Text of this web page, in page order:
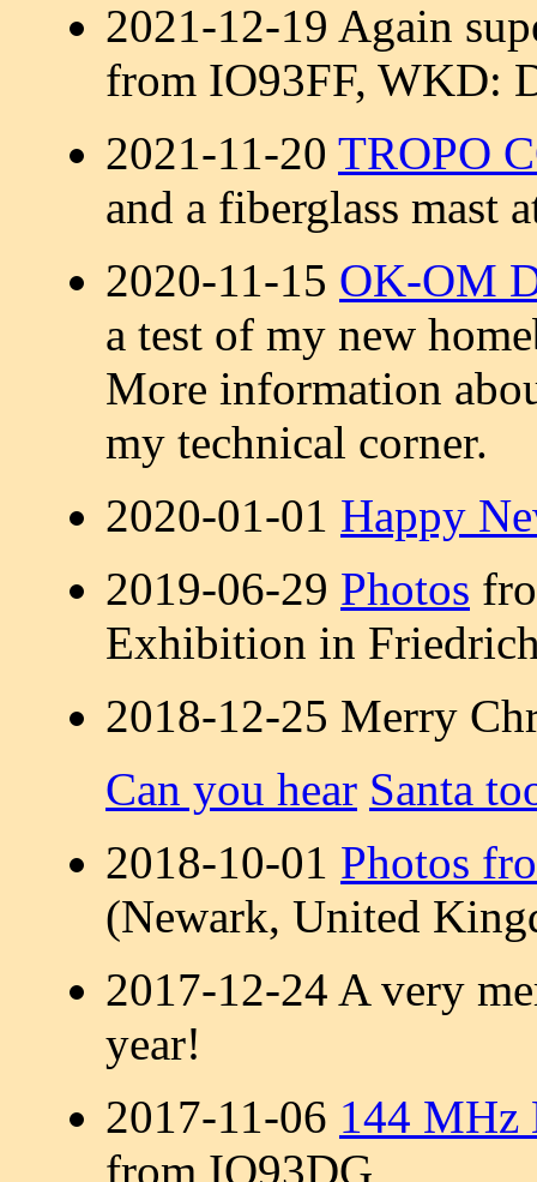
2021-12-19 Again
from IO93FF, WKD:
2021-11-20 TROPO
and a fiberglass mast
2020-11-15 OK-OM
a test of my new
More information
my technical corner.
2020-01-01 Happy
2019-06-29 Photos
Exhibition in
2018-12-25 Merry
Can you hear Santa
2018-10-01 Photos
(Newark, United
2017-12-24 A very
year!
2017-11-06 144 MHz
from IO93DG